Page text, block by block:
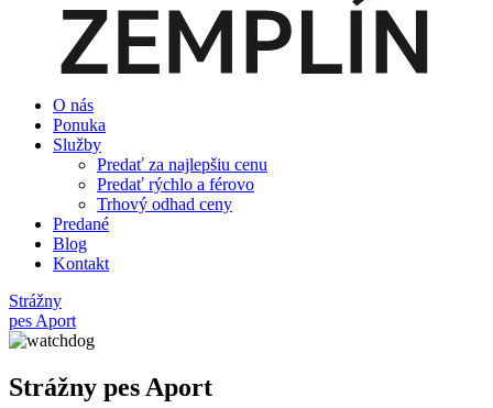
O nás
Ponuka
Služby
Predať za najlepšiu cenu
Predať rýchlo a férovo
Trhový odhad ceny
Predané
Blog
Kontakt
Strážny
pes Aport
Strážny pes Aport